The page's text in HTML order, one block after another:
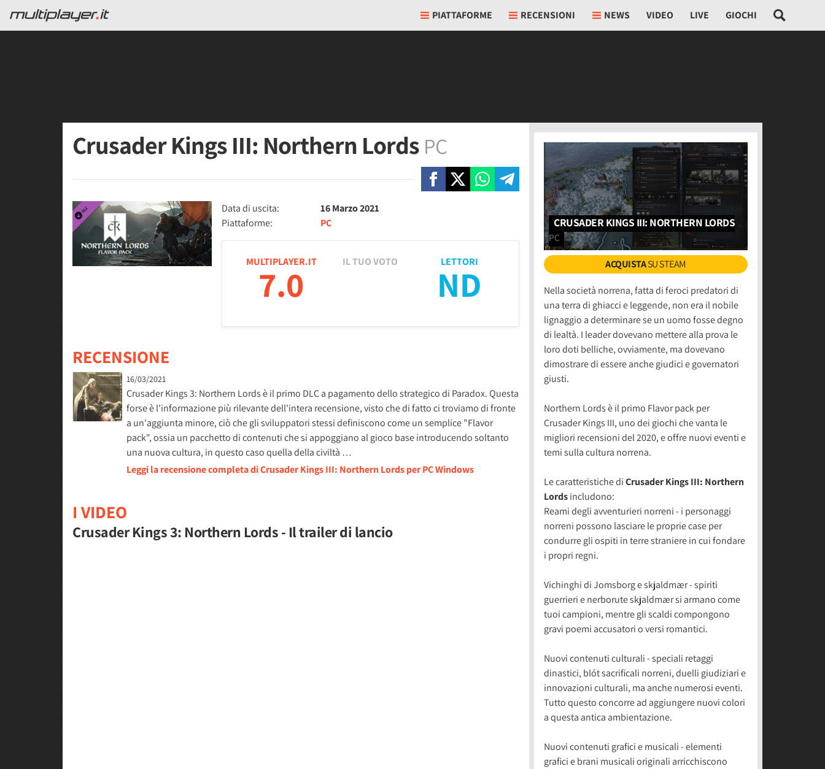
PIATTAFORME RECENSIONI NEWS VIDEO LIVE GIOCHI
Crusader Kings III: Northern Lords PC
Data di uscita:
16 Marzo 2021
Piattaforme:
PC
MULTIPLAYER.IT
7.0
LETTORI
ND
IL TUO VOTO
RECENSIONE
16/03/2021
Crusader Kings 3: Northern Lords è il primo DLC a pagamento dello strategico di Paradox. Questa
forse è l'informazione più rilevante dell'intera recensione, visto che di fatto ci troviamo di fronte
a un'aggiunta minore, ciò che gli sviluppatori stessi definiscono come un semplice "Flavor
pack", ossia un pacchetto di contenuti che si appoggiano al gioco base introducendo soltanto
una nuova cultura, in questo caso quella della civiltà …
Leggi la recensione completa di Crusader Kings III: Northern Lords per PC Windows
I VIDEO
Crusader Kings 3: Northern Lords - Il trailer di lancio
CRUSADER KINGS III: NORTHERN LORDS
PC
ACQUISTASU STEAM
Nella società norrena, fatta di feroci predatori di
una terra di ghiacci e leggende, non era il nobile
lignaggio a determinare se un uomo fosse degno
di lealtà. I leader dovevano mettere alla prova le
loro doti belliche, ovviamente, ma dovevano
dimostrare di essere anche giudici e governatori
giusti.
Northern Lords è il primo Flavor pack per
Crusader Kings III, uno dei giochi che vanta le
migliori recensioni del 2020, e offre nuovi eventi e
temi sulla cultura norrena.
Le caratteristiche diCrusader Kings III: Northern
Lordsincludono:
Reami degli avventurieri norreni - i personaggi
norreni possono lasciare le proprie case per
condurre gli ospiti in terre straniere in cui fondare
i propri regni.
Vichinghi di Jomsborg e skjaldmær - spiriti
guerrieri e nerborute skjaldmær si armano come
tuoi campioni, mentre gli scaldi compongono
gravi poemi accusatori o versi romantici.
Nuovi contenuti culturali - speciali retaggi
dinastici, blót sacrificali norreni, duelli giudiziari e
innovazioni culturali, ma anche numerosi eventi.
Tutto questo concorre ad aggiungere nuovi colori
a questa antica ambientazione.
Nuovi contenuti grafici e musicali - elementi
grafici e brani musicali originali arricchiscono